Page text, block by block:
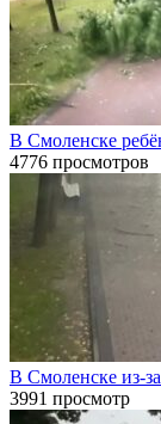
В Смоленске
4776 просмотров
В Смоленске из-
3991 просмотр